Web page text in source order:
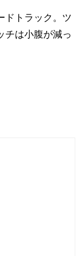
ドトラック。ツ
チは小腹が減っ